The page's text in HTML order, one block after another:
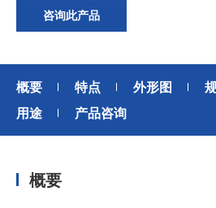
咨询此产品
概要 特点 外形图
用途
产品咨询
概要